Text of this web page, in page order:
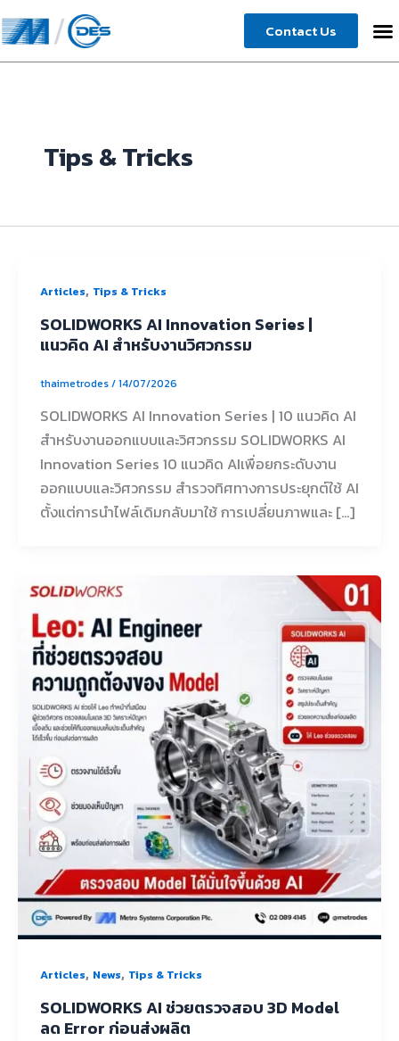
to
content
Contact Us
Tips & Tricks
Articles, Tips & Tricks
SOLIDWORKS AI Innovation Series |
แนวคิด AI สำหรับงานวิศวกรรม
thaimetrodes/14/07/2026
SOLIDWORKS AI Innovation Series | 10 แนวคิด AI
สำหรับงานออกแบบและวิศวกรรม SOLIDWORKS AI
Innovation Series 10 แนวคิด AIเพื่อยกระดับงาน
ออกแบบและวิศวกรรม สำรวจทิศทางการประยุกต์ใช้ AI
ตั้งแต่การนำไฟล์เดิมกลับมาใช้ การเปลี่ยนภาพและ […]
Articles, News, Tips & Tricks
SOLIDWORKS AI ช่วยตรวจสอบ 3D Model
ลด Error ก่อนส่งผลิต